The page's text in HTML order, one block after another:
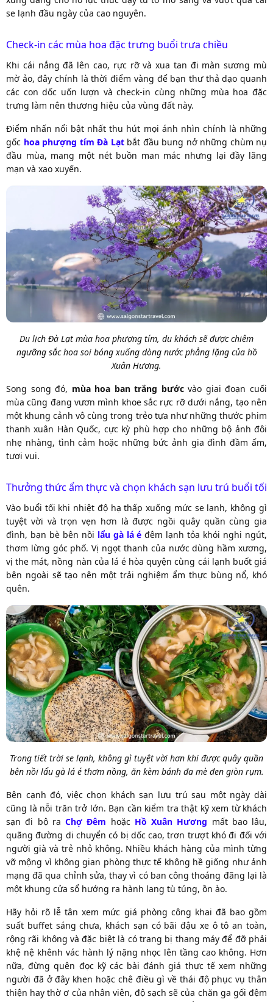
se lạnh đầu ngày của cao nguyên.
Check-in các mùa hoa đặc trưng buổi trưa chiều
Khi cái nắng đã lên cao, rực rỡ và xua tan đi màn sương mù
mờ ảo, đây chính là thời điểm vàng để bạn thư thả dạo quanh
các con dốc uốn lượn và check-in cùng những mùa hoa đặc
trưng làm nên thương hiệu của vùng đất này.
Điểm nhấn nổi bật nhất thu hút mọi ánh nhìn chính là những
gốc hoa phượng tím Đà Lạtbắt đầu bung nở những chùm nụ
đầu mùa, mang một nét buồn man mác nhưng lại đầy lãng
mạn và xao xuyến.
Du lịch Đà Lạt mùa hoa phượng tím, du khách sẽ được chiêm
ngưỡng sắc hoa soi bóng xuống dòng nước phẳng lặng của hồ
Xuân Hương.
Song song đó, mùa hoa ban trắng bướcvào giai đoạn cuối
mùa cũng đang vươn mình khoe sắc rực rỡ dưới nắng, tạo nên
một khung cảnh vô cùng trong trẻo tựa như những thước phim
thanh xuân Hàn Quốc, cực kỳ phù hợp cho những bộ ảnh đôi
nhẹ nhàng, tình cảm hoặc những bức ảnh gia đình đầm ấm,
tươi vui.
Thưởng thức ẩm thực và chọn khách sạn lưu trú buổi tối
Vào buổi tối khi nhiệt độ hạ thấp xuống mức se lạnh, không gì
tuyệt vời và trọn vẹn hơn là được ngồi quây quần cùng gia
đình, bạn bè bên nồi lẩu gà lá é đêm lạnh tỏa khói nghi ngút,
thơm lừng góc phố. Vị ngọt thanh của nước dùng hầm xương,
vị the mát, nồng nàn của lá é hòa quyện cùng cái lạnh buốt giá
bên ngoài sẽ tạo nên một trải nghiệm ẩm thực bùng nổ, khó
quên.
Trong tiết trời se lạnh, không gì tuyệt vời hơn khi được quây quần
bên nồi lẩu gà lá é thơm nồng, ăn kèm bánh đa mè đen giòn rụm.
Bên cạnh đó, việc chọn khách sạn lưu trú sau một ngày dài
cũng là nỗi trăn trở lớn. Bạn cần kiểm tra thật kỹ xem từ khách
sạn đi bộ ra Chợ Đêm hoặc Hồ Xuân Hương mất bao lâu,
quãng đường di chuyển có bị dốc cao, trơn trượt khó đi đối với
người già và trẻ nhỏ không. Nhiều khách hàng của mình từng
vỡ mộng vì không gian phòng thực tế không hề giống như ảnh
mạng đã qua chỉnh sửa, thay vì có ban công thoáng đãng lại là
một khung cửa sổ hướng ra hành lang tù túng, ồn ào.
Hãy hỏi rõ lễ tân xem mức giá phòng công khai đã bao gồm
suất buffet sáng chưa, khách sạn có bãi đậu xe ô tô an toàn,
rộng rãi không và đặc biệt là có trang bị thang máy để đỡ phải
khệ nệ khênh vác hành lý nặng nhọc lên tầng cao không. Hơn
nữa, đừng quên đọc kỹ các bài đánh giá thực tế xem những
người đã ở đây khen hoặc chê điều gì về thái độ phục vụ thân
thiện hay thờ ơ của nhân viên, độ sạch sẽ của chăn ga gối đệm